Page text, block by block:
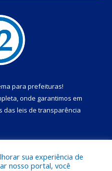
para prefeituras!
onde garantimos em
das leis de transparência
sua experiência de
nosso portal, você